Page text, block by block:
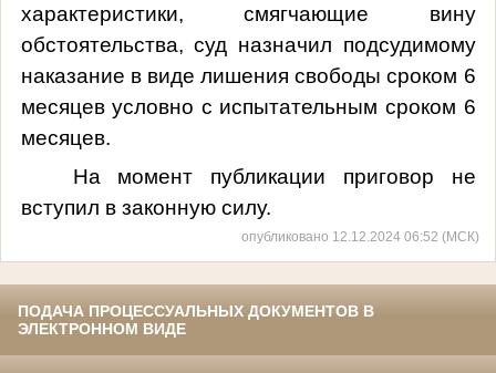
характеристики, смягчающие вину
обстоятельства, суд назначил подсудимому
наказание в виде лишения свободы сроком 6
месяцев условно с испытательным сроком 6
месяцев.
На момент публикации приговор не
вступил в законную силу.
опубликовано 12.12.2024 06:52 (МСК)
ПОДАЧА ПРОЦЕССУАЛЬНЫХ ДОКУМЕНТОВ В
ЭЛЕКТРОННОМ ВИДЕ